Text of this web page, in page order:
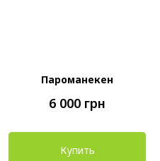
Пароманекен
6 000 грн
Купить